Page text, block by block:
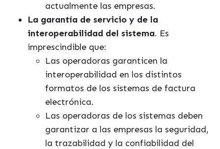
actualmente las empresas.
La garantía de servicio y de la
interoperabilidad del sistema. Es
imprescindible que:
Las operadoras garanticen la
interoperabilidad en los distintos
formatos de los sistemas de factura
electrónica.
Las operadoras de los sistemas deben
garantizar a las empresas la seguridad,
la trazabilidad y la confiabilidad del